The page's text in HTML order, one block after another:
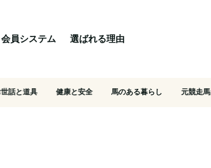
会員システム 選ばれる理由
話と道具 健康と安全 馬のある暮らし 元競走